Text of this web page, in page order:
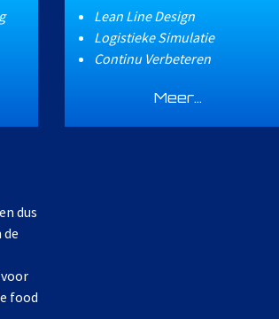
Lean Line Design
Logistieke Simulatie
Continu Verbeteren
Meer...
dus
food